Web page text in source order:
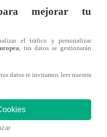
–
español)
puede
mejorar tu
el tráfico y personalizar
, tus datos se gestionarán
datos te invitamos leer nuestra